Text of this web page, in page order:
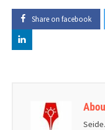
Share on facebook